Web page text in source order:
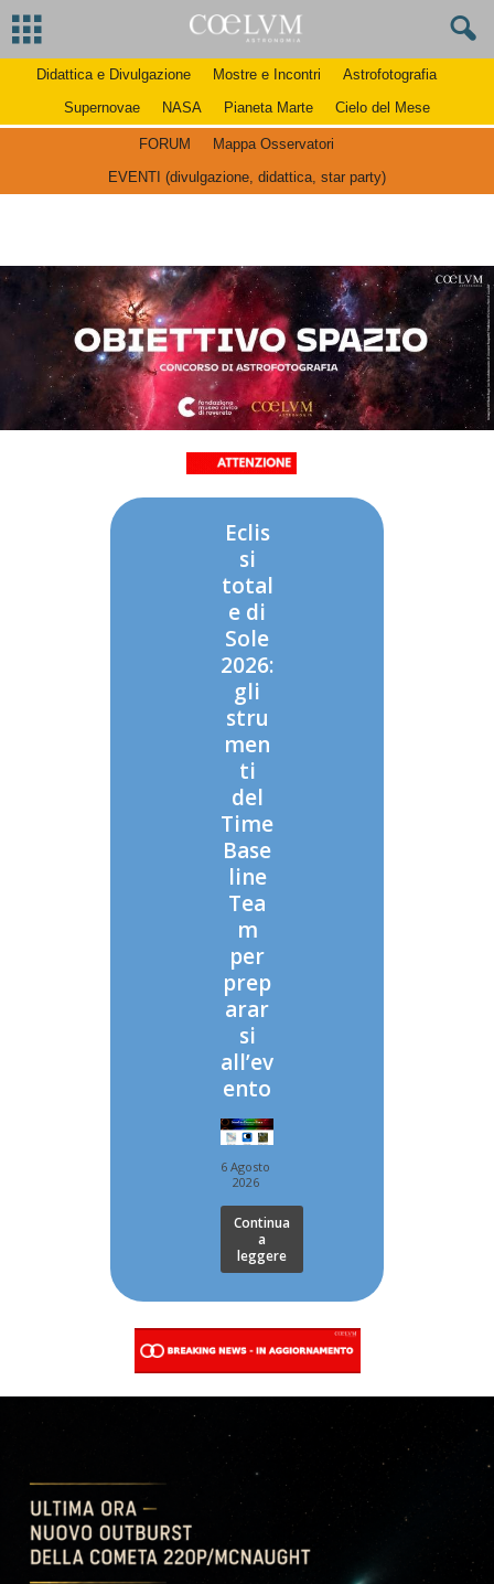
Didattica e Divulgazione Mostre e Incontri
Astrofotografia
Supernovae
NASA Pianeta Marte Cielo del Mese
FORUM
Mappa Osservatori
EVENTI (divulgazione, didattica, star party)
Eclis
si
total
e di
Sole
2026:
gli
stru
men
ti
del
Time
Base
line
Tea
m
per
prep
arar
si
all’ev
ento
6 Agosto
2026
Continua
a
leggere